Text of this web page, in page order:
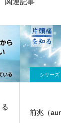
シリーズ
前兆（